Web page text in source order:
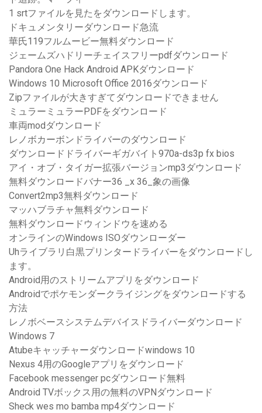
1 srtファイルを見たをダウンロードします。
ドキュメンタリーダウンロード急流
華氏119フルムービー無料ダウンロード
ジェームズハドリーチェイスフリーpdfダウンロード
Pandora One Hack Android APKダウンロード
Windows 10 Microsoft Office 2016ダウンロード
Zipファイルが大きすぎてダウンロードできません
ミュラーミュラーPDFをダウンロード
車両modダウンロード
レノボカーボンドライバーのダウンロード
ダウンロードドライバーギガバイト970a-ds3p fx bios
アイ・オブ・タイガー拡張バージョンmp3ダウンロード
無料ダウンロードバナー36 _x 36_象の画像
Convert2mp3無料ダウンロード
マッハブラチャ無料ダウンロード
無料ダウンロードウィンドウを速める
オンラインのWindows ISOダウンローダー
Uhライブラリ白黒プリンタードライバーをダウンロードし
ます。
Android用のストリームアプリをダウンロード
Androidでポケモンダークライジングをダウンロードする
方法
レノボベースシステムデバイスドライバーダウンロード
Windows 7
Atubeキャッチャーダウンロードwindows 10
Nexus 4用のGoogleアプリをダウンロード
Facebook messenger pcダウンロード無料
Android TVボックス用の無料のVPNダウンロード
Sheck wes mo bamba mp4ダウンロード